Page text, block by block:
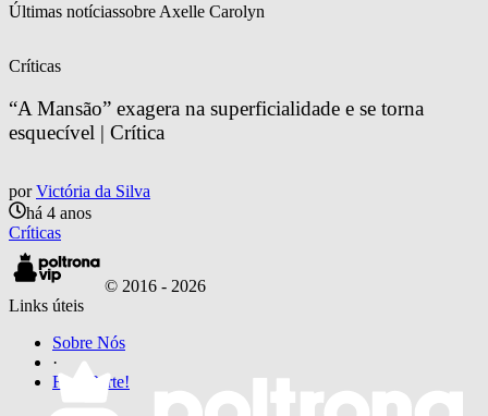
Últimas notíciassobre Axelle Carolyn
Críticas
“A Mansão” exagera na superficialidade e se torna
esquecível | Crítica
por Victória da Silva
há 4 anos
Críticas
© 2016 - 2026
Links úteis
Sobre Nós
·
Faça Parte!